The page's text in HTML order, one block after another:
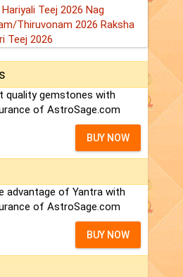
Hariyali Teej 2026 Nag
Thiruvonam 2026 Raksha
Teej 2026
quality gemstones with
of AstroSage.com
BUY NOW
advantage of Yantra with
of AstroSage.com
BUY NOW